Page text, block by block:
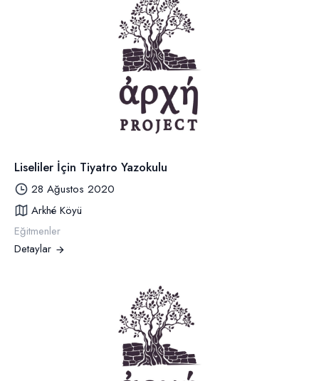
Liseliler İçin Tiyatro Yazokulu
28 Ağustos 2020
Arkhé Köyü
Eğitmenler
Detaylar